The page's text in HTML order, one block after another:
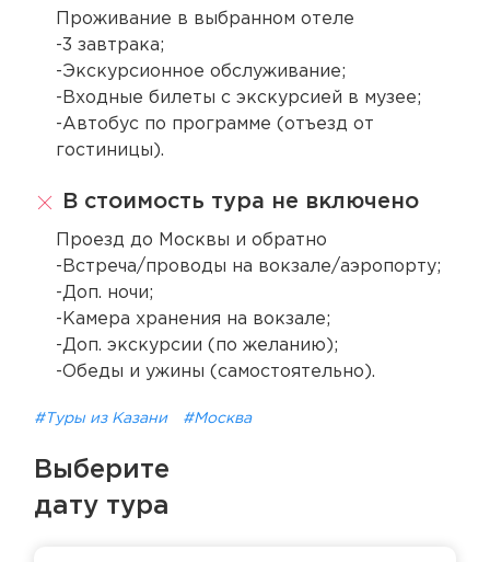
Проживание в выбранном отеле
-3 завтрака;
-Экскурсионное обслуживание;
-Входные билеты с экскурсией в музее;
-Автобус по программе (отъезд от
гостиницы).
В стоимость тура не включено
Проезд до Москвы и обратно
-Встреча/проводы на вокзале/аэропорту;
-Доп. ночи;
-Камера хранения на вокзале;
-Доп. экскурсии (по желанию);
-Обеды и ужины (самостоятельно).
#Туры из Казани #Москва
Выберите
дату тура